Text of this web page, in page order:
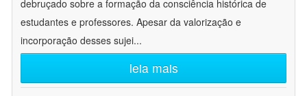
debruçado sobre a formação da consciência histórica de
estudantes e professores. Apesar da valorização e
incorporação desses sujei...
leia mais